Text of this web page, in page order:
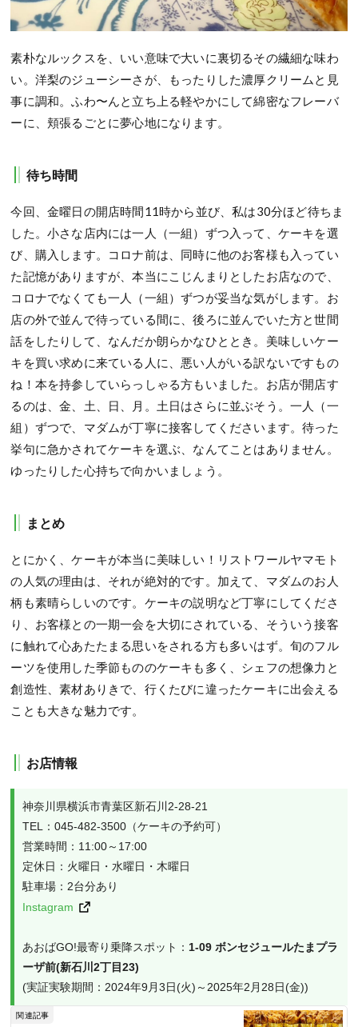
素朴なルックスを、いい意味で大いに裏切るその繊細な味わ
い。洋梨のジューシーさが、もったりした濃厚クリームと見
事に調和。ふわ〜んと立ち上る軽やかにして綿密なフレーバ
ーに、頬張るごとに夢心地になります。
待ち時間
今回、金曜日の開店時間11時から並び、私は30分ほど待ちま
した。小さな店内には一人（一組）ずつ入って、ケーキを選
び、購入します。コロナ前は、同時に他のお客様も入ってい
た記憶がありますが、本当にこじんまりとしたお店なので、
コロナでなくても一人（一組）ずつが妥当な気がします。お
店の外で並んで待っている間に、後ろに並んでいた方と世間
話をしたりして、なんだか朗らかなひととき。美味しいケー
キを買い求めに来ている人に、悪い人がいる訳ないですもの
ね！本を持参していらっしゃる方もいました。お店が開店す
るのは、金、土、日、月。土日はさらに並ぶそう。一人（一
組）ずつで、マダムが丁寧に接客してくださいます。待った
挙句に急かされてケーキを選ぶ、なんてことはありません。
ゆったりした心持ちで向かいましょう。
まとめ
とにかく、ケーキが本当に美味しい！リストワールヤマモト
の人気の理由は、それが絶対的です。加えて、マダムのお人
柄も素晴らしいのです。ケーキの説明など丁寧にしてくださ
り、お客様との一期一会を大切にされている、そういう接客
に触れて心あたたまる思いをされる方も多いはず。旬のフル
ーツを使用した季節もののケーキも多く、シェフの想像力と
創造性、素材ありきで、行くたびに違ったケーキに出会える
ことも大きな魅力です。
お店情報
神奈川県横浜市青葉区新石川2-28-21
TEL：045-482-3500（ケーキの予約可）
営業時間：11:00～17:00
定休日：火曜日・水曜日・木曜日
Instagram
あおばGO!最寄り乗降スポット：1-09 ボンセジュールたまプラ
ーザ前(新石川2丁目23)
(実証実験期間：2024年9月3日(火)～2025年2月28日(金))
関連記事